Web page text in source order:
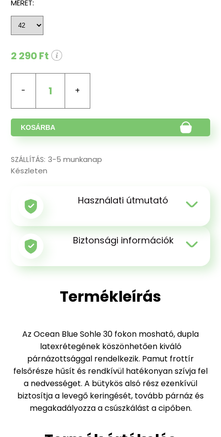
MÉRET:
2 290 Ft
1
KOSÁRBA
SZÁLLÍTÁS: 3-5 munkanap
Készleten
Használati útmutató
Biztonsági információk
Termékleírás
Az Ocean Blue Sohle 30 fokon mosható, dupla
latexrétegének köszönhetően kiváló
párnázottsággal rendelkezik. Pamut frottír
felsőrésze hűsít és rendkívül hatékonyan szívja fel
a nedvességet. A bütykös alsó rész ezenkívül
biztosítja a levegő keringését, tovább párnáz és
megakadályozza a csúszkálást a cipőben.